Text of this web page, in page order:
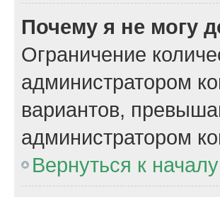
Почему я не могу
Ограничение
администратором
вариантов,
администратором
Вернуться к началу